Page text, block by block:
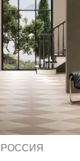
РОССИЯ